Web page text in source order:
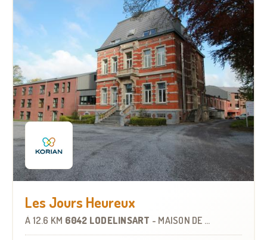
Les Jours Heureux
À 12.6 KM 6042 LODELINSART - MAISON DE REPOS